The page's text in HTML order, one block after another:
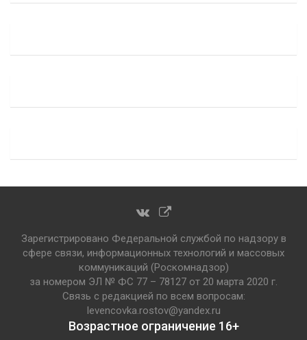
Зарегистрировано Федеральной службой по надзору в
сфере связи, информационных технологий и массовых
коммуникаций (Роскомнадзор)
за номером ЭЛ № ФС 77 – 78127 от 20 марта 2020 г.
Связь с редакцией по всем вопросам:
levencovka.rostov@yandex.ru
Возрастное ограничение 16+